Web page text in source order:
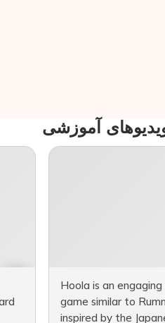
آموزشی
Hoola is an engaging
game similar to
inspired by the